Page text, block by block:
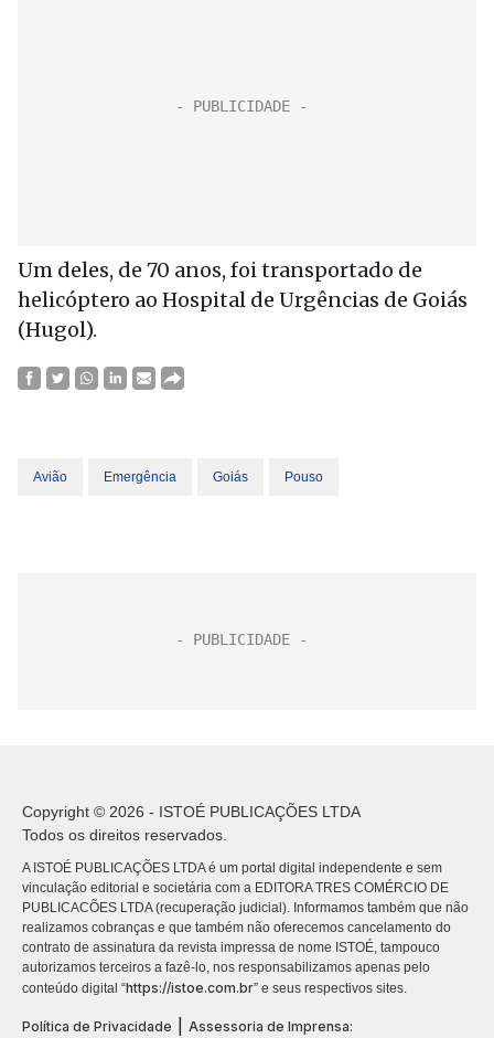
Um deles, de 70 anos, foi transportado de
helicóptero ao Hospital de Urgências de Goiás
(Hugol).
Avião Emergência Goiás Pouso
Copyright © 2026 - ISTOÉ PUBLICAÇÕES LTDA
Todos os direitos reservados.
A ISTOÉ PUBLICAÇÕES LTDA é um portal digital independente e sem
vinculação editorial e societária com a EDITORA TRES COMÉRCIO DE
PUBLICACÕES LTDA (recuperação judicial). Informamos também que não
realizamos cobranças e que também não oferecemos cancelamento do
contrato de assinatura da revista impressa de nome ISTOÉ, tampouco
autorizamos terceiros a fazê-lo, nos responsabilizamos apenas pelo
conteúdo digital “https://istoe.com.br” e seus respectivos sites.
Política de Privacidade Assessoria de Imprensa: